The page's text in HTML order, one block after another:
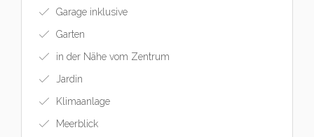
Garage inklusive
Garten
in der Nähe vom Zentrum
Jardin
Klimaanlage
Meerblick